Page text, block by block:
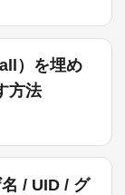
）を埋め
方法
/ UID / グ